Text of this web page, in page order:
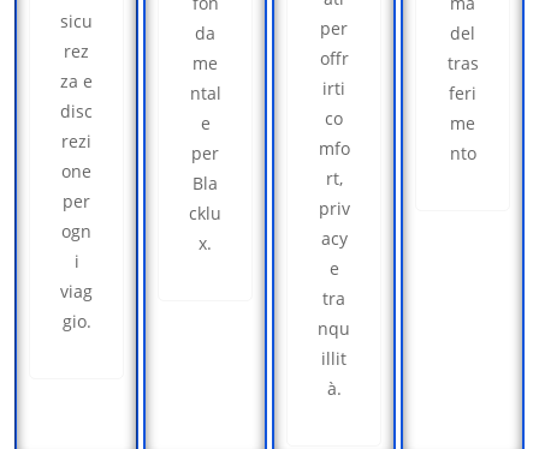
sicu
rez
za e
disc
rezi
one
per
ogn
i
viag
gio.
da
me
ntal
e
per
Bla
cklu
x.
per
offr
irti
co
mfo
rt,
priv
acy
e
tra
nqu
illit
à.
del
tras
feri
me
nto